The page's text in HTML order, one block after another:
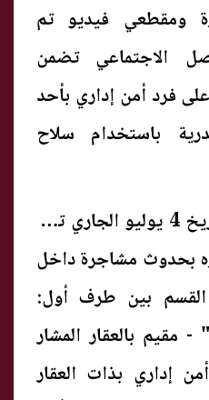
ومقطعي فيديو تم
الاجتماعي تضمن
فرد أمن إداري بأحد
باستخدام سلاح
وبالفحص تبين أنه بتاريخ 4 يوليو الجاري تبلغ
بحدوث مشاجرة داخل
القسم بين طرف أول:
بالعقار المشار
إداري بذات العقار